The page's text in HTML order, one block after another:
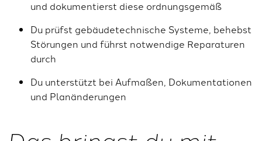
und dokumentierst diese ordnungsgemäß
Du prüfst gebäudetechnische Systeme, behebst
Störungen und führst notwendige Reparaturen
durch
Du unterstützt bei Aufmaßen, Dokumentationen
und Planänderungen